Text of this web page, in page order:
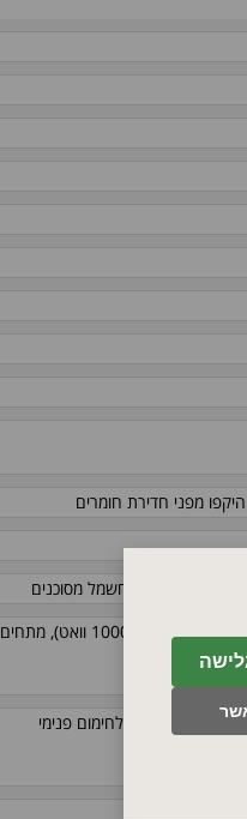
מפני חדירת חומרים
בחום, כבלי חשמל מסוכנים
ניתן להזמין במגוון קטרים סטנדרטיים (185 - 25 מ"מ), הספקים (5000 - 1000 וואט), מתחים
מערכת הידוק לחימום פנימי
במצב 'חם')